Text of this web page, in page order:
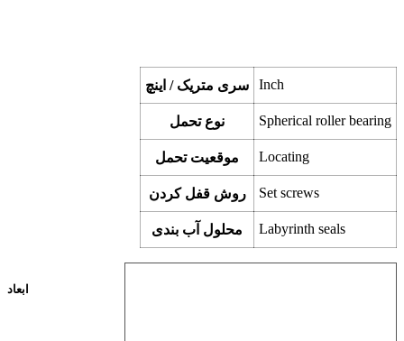
سری متریک / اینچ Inch
نوع تحمل Spherical roller bearing
موقعیت تحمل Locating
روش قفل کردن Set screws
محلول آب بندی Labyrinth seals
ابعاد